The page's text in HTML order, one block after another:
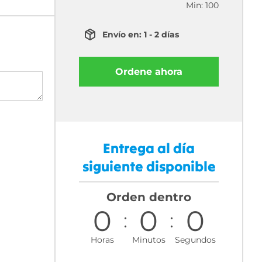
Min: 100
Envío en: 1 - 2 días
Ordene ahora
Entrega al día
siguiente disponible
Orden dentro
0
Horas
0
Minutos
0
Segundos